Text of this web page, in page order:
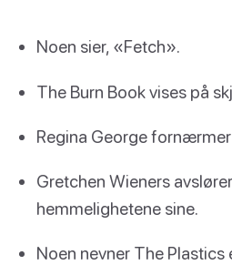
Noen sier, «Fetch».
The Burn Book vises på
Regina George
Gretchen Wieners
hemmelighetene sine.
Noen nevner The Plastics